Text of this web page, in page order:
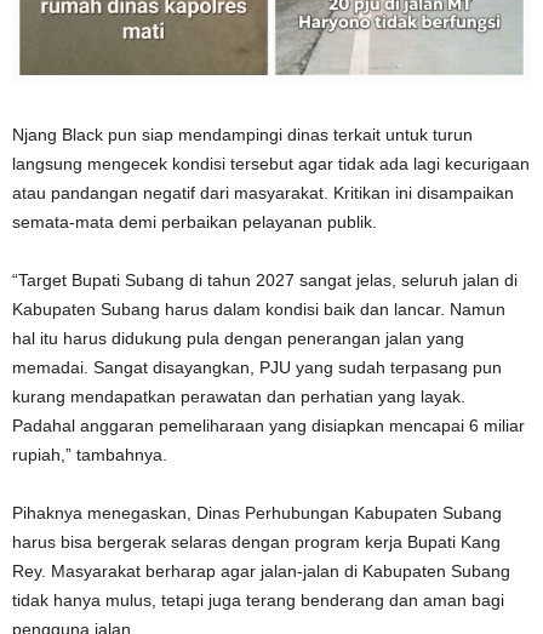
Njang Black pun siap mendampingi dinas terkait untuk turun
langsung mengecek kondisi tersebut agar tidak ada lagi kecurigaan
atau pandangan negatif dari masyarakat. Kritikan ini disampaikan
semata-mata demi perbaikan pelayanan publik.
“Target Bupati Subang di tahun 2027 sangat jelas, seluruh jalan di
Kabupaten Subang harus dalam kondisi baik dan lancar. Namun
hal itu harus didukung pula dengan penerangan jalan yang
memadai. Sangat disayangkan, PJU yang sudah terpasang pun
kurang mendapatkan perawatan dan perhatian yang layak.
Padahal anggaran pemeliharaan yang disiapkan mencapai 6 miliar
rupiah,” tambahnya.
Pihaknya menegaskan, Dinas Perhubungan Kabupaten Subang
harus bisa bergerak selaras dengan program kerja Bupati Kang
Rey. Masyarakat berharap agar jalan-jalan di Kabupaten Subang
tidak hanya mulus, tetapi juga terang benderang dan aman bagi
pengguna jalan.